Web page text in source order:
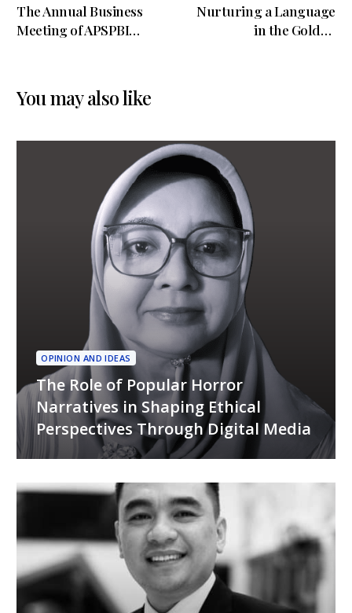
The Annual Business
Meeting of APSPBI
Nurturing a Language
in the Golden
You may also like
OPINION AND IDEAS
The Role of Popular Horror
Narratives in Shaping Ethical
Perspectives Through Digital Media